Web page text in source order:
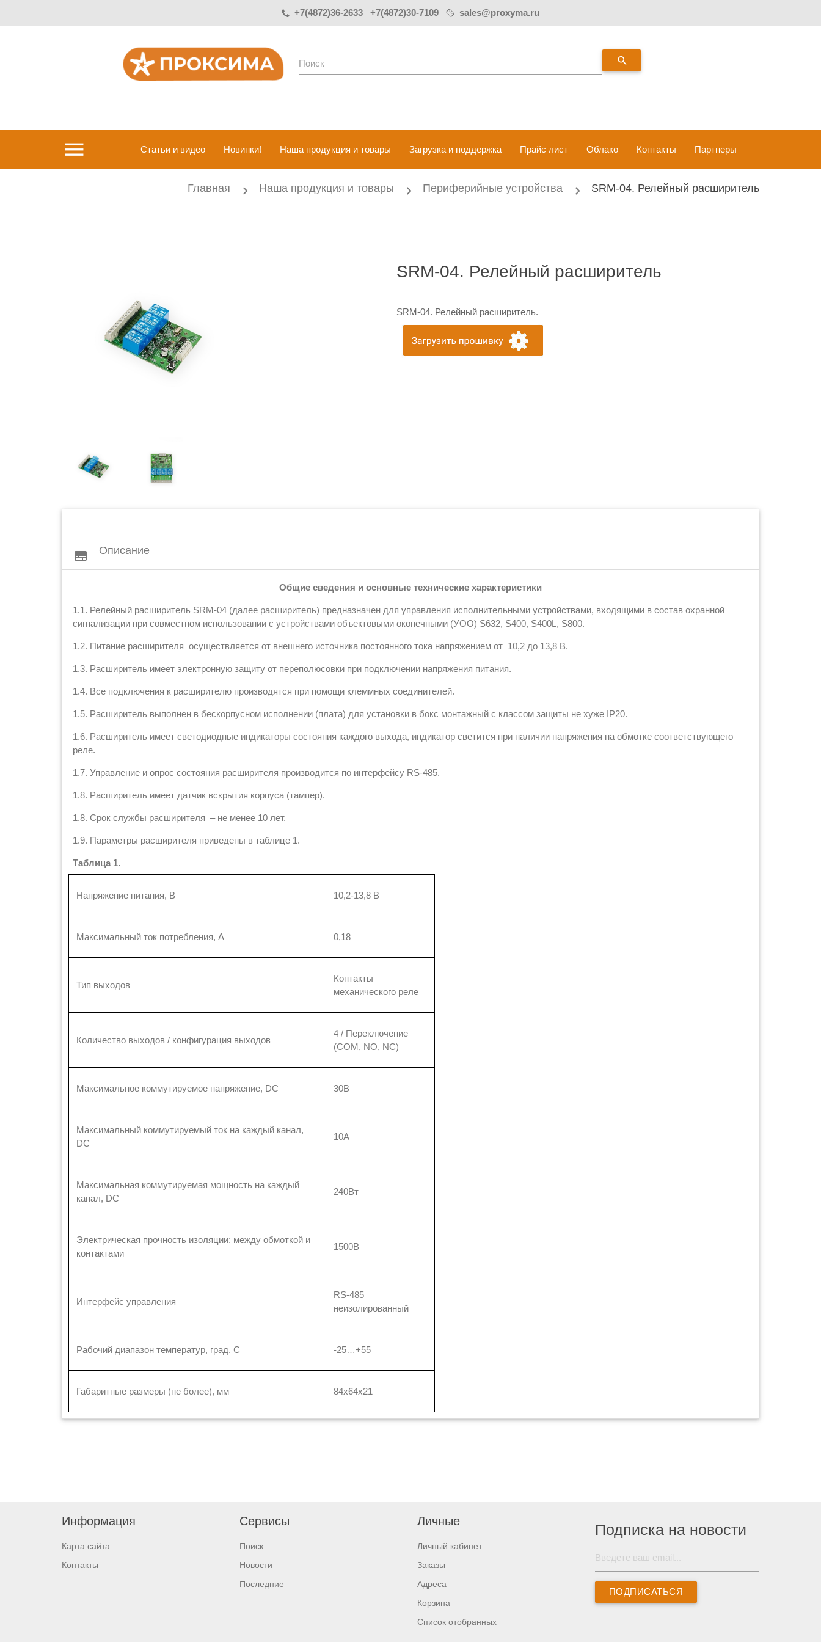
+7(4872)36-2633 +7(4872)30-7109 sales@proxyma.ru
Поиск search
menu Статьи и видео Новинки! Наша продукция и товары Загрузка и поддержка Прайс лист Облако Контакты Партнеры
Главная Наша продукция и товары Периферийные устройства SRM-04. Релейный расширитель
SRM-04. Релейный расширитель
SRM-04. Релейный расширитель.
subtitles Описание
Общие сведения и основные технические характеристики
1.1. Релейный расширитель SRM-04 (далее расширитель) предназначен для управления исполнительными устройствами, входящими в состав охранной
сигнализации при совместном использовании с устройствами объектовыми оконечными (УОО) S632, S400, S400L, S800.
1.2. Питание расширителя осуществляется от внешнего источника постоянного тока напряжением от 10,2 до 13,8 В.
1.3. Расширитель имеет электронную защиту от переполюсовки при подключении напряжения питания.
1.4. Все подключения к расширителю производятся при помощи клеммных соединителей.
1.5. Расширитель выполнен в бескорпусном исполнении (плата) для установки в бокс монтажный с классом защиты не хуже IP20.
1.6. Расширитель имеет светодиодные индикаторы состояния каждого выхода, индикатор светится при наличии напряжения на обмотке соответствующего
реле.
1.7. Управление и опрос состояния расширителя производится по интерфейсу RS-485.
1.8. Расширитель имеет датчик вскрытия корпуса (тампер).
1.8. Срок службы расширителя – не менее 10 лет.
1.9. Параметры расширителя приведены в таблице 1.
Таблица 1.
Напряжение питания, В 10,2-13,8 В
Максимальный ток потребления, А 0,18
Тип выходов
Контакты
механического реле
Количество выходов / конфигурация выходов
4 / Переключение
(COM, NO, NC)
Максимальное коммутируемое напряжение, DC 30В
Максимальный коммутируемый ток на каждый канал,
DC
10A
Максимальная коммутируемая мощность на каждый
канал, DC
240Вт
Электрическая прочность изоляции: между обмоткой и
контактами
1500В
Интерфейс управления
RS-485
неизолированный
Рабочий диапазон температур, град. С -25…+55
Габаритные размеры (не более), мм 84х64х21
Информация
Карта сайта
Контакты
Сервисы
Поиск
Новости
Последние
Личные
Личный кабинет
Заказы
Адреса
Корзина
Список отобранных
Подписка на новости
ПОДПИСАТЬСЯ